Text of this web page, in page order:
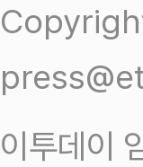
이투데이